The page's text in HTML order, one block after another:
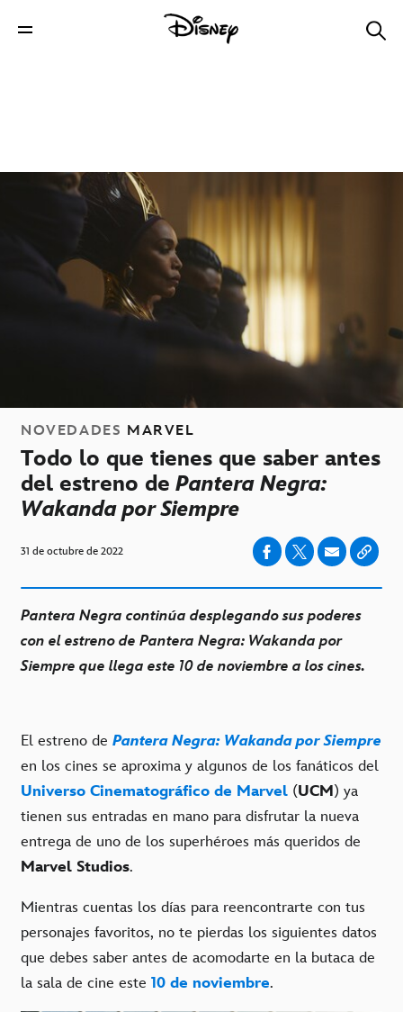
NOVEDADES MARVEL
Todo lo que tienes que saber antes
del estreno de Pantera Negra:
Wakanda por Siempre
31 de octubre de 2022
Pantera Negra continúa desplegando sus poderes
con el estreno de Pantera Negra: Wakanda por
Siempre que llega este 10 de noviembre a los cines.
El estreno de Pantera Negra: Wakanda por Siempre
en los cines se aproxima y algunos de los fanáticos del
Universo Cinematográfico de Marvel (UCM) ya
tienen sus entradas en mano para disfrutar la nueva
entrega de uno de los superhéroes más queridos de
Marvel Studios.
Mientras cuentas los días para reencontrarte con tus
personajes favoritos, no te pierdas los siguientes datos
que debes saber antes de acomodarte en la butaca de
la sala de cine este 10 de noviembre.